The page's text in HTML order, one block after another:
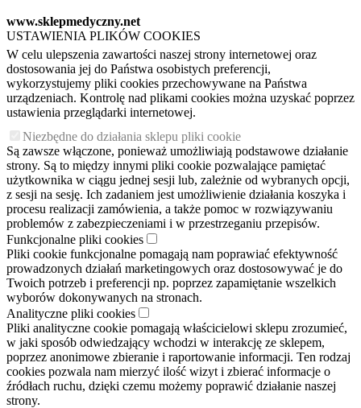
www.sklepmedyczny.net
USTAWIENIA PLIKÓW COOKIES
W celu ulepszenia zawartości naszej strony internetowej oraz
dostosowania jej do Państwa osobistych preferencji,
wykorzystujemy pliki cookies przechowywane na Państwa
urządzeniach. Kontrolę nad plikami cookies można uzyskać poprzez
ustawienia przeglądarki internetowej.
Niezbędne do działania sklepu pliki cookie
Są zawsze włączone, ponieważ umożliwiają podstawowe działanie
strony. Są to między innymi pliki cookie pozwalające pamiętać
użytkownika w ciągu jednej sesji lub, zależnie od wybranych opcji,
z sesji na sesję. Ich zadaniem jest umożliwienie działania koszyka i
procesu realizacji zamówienia, a także pomoc w rozwiązywaniu
problemów z zabezpieczeniami i w przestrzeganiu przepisów.
Funkcjonalne pliki cookies
Pliki cookie funkcjonalne pomagają nam poprawiać efektywność
prowadzonych działań marketingowych oraz dostosowywać je do
Twoich potrzeb i preferencji np. poprzez zapamiętanie wszelkich
wyborów dokonywanych na stronach.
Analityczne pliki cookies
Pliki analityczne cookie pomagają właścicielowi sklepu zrozumieć,
w jaki sposób odwiedzający wchodzi w interakcję ze sklepem,
poprzez anonimowe zbieranie i raportowanie informacji. Ten rodzaj
cookies pozwala nam mierzyć ilość wizyt i zbierać informacje o
źródłach ruchu, dzięki czemu możemy poprawić działanie naszej
strony.